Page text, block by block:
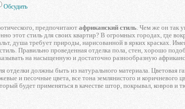
Обсудить
предпочитают африканский стиль. Чем же он так
этот стиль для своих квартир? В огромных городах, где
душа требует природы, нарисованной в ярких красках.
Правильно проведенная отделка пола, стен, хорошо
на насыщенную и достаточно разнообразную
отделки должны быть из натурального материала. Цветовая
и песочные цвета, все тона землянистого и коричневого
будет применяться в качестве штор, покрывал, ковров и